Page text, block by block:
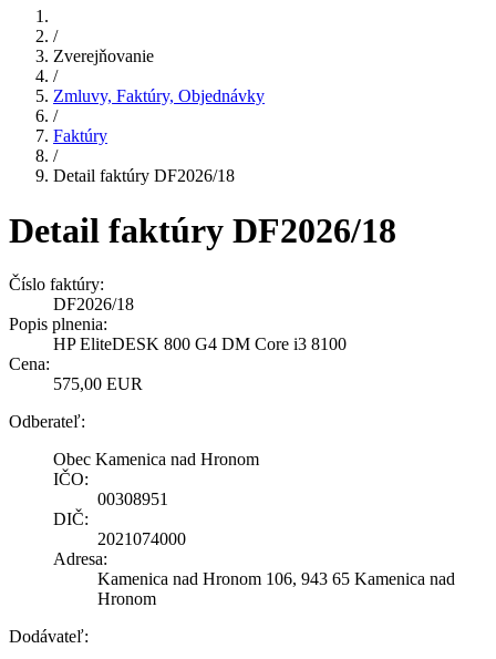
/
Zverejňovanie
/
Zmluvy, Faktúry, Objednávky
/
Faktúry
/
Detail faktúry DF2026/18
Detail faktúry DF2026/18
Číslo faktúry:
DF2026/18
Popis plnenia:
HP EliteDESK 800 G4 DM Core i3 8100
Cena:
575,00 EUR
Odberateľ:
Obec Kamenica nad Hronom
IČO:
00308951
DIČ:
2021074000
Adresa:
Kamenica nad Hronom 106, 943 65 Kamenica nad
Hronom
Dodávateľ: